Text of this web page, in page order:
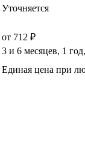
Уточняется
от 712 ₽
3 и 6 месяцев, 1
Единая цена при